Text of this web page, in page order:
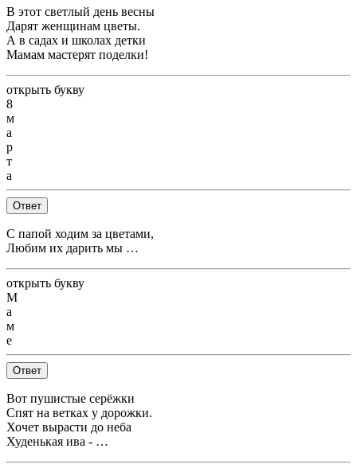
В этот светлый день весны
Дарят женщинам цветы.
А в садах и школах детки
Мамам мастерят поделки!
открыть букву
8
м
а
р
т
а
Ответ
С папой ходим за цветами,
Любим их дарить мы …
открыть букву
М
а
м
е
Ответ
Вот пушистые серёжки
Спят на ветках у дорожки.
Хочет вырасти до неба
Худенькая ива - …